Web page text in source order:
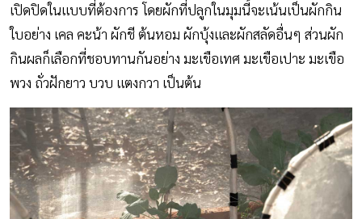
เปิดปิดในแบบที่ต้องการ โดยผักที่ปลูกในมุมนี้จะเน้นเป็นผักกิน
ใบอย่าง เคล คะน้า ผักชี ต้นหอม ผักบุ้งและผักสลัดอื่นๆ ส่วนผัก
กินผลก็เลือกที่ชอบทานกันอย่าง มะเขือเทศ มะเขือเปาะ มะเขือ
พวง ถั่วฝักยาว บวบ แตงกวา เป็นต้น